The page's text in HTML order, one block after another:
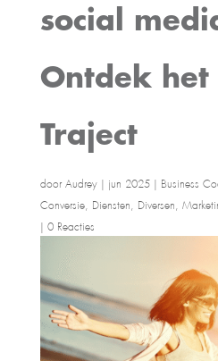
social
Ontdek het
Traject
door Audrey| jun 2025| Business
Conversie Diensten Diversen
0 Reacties